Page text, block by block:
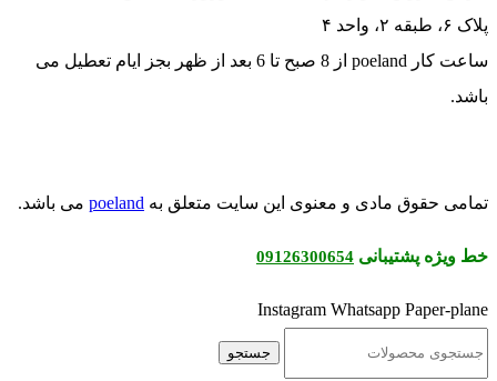
پلاک ۶، طبقه ۲، واحد ۴
ساعت کار poeland از 8 صبح تا 6 بعد از ظهر بجز ایام تعطیل می
باشد.
تمامی حقوق مادی و معنوی این سایت متعلق به poeland می باشد.
خط ویژه پشتیبانی 09126300654
Instagram Whatsapp Paper-plane
جستجو